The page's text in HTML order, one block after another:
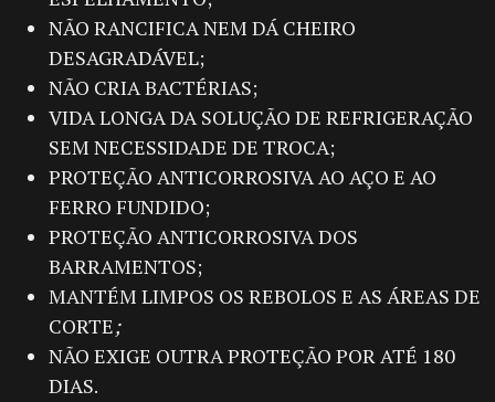
NÃO RANCIFICA NEM DÁ CHEIRO
DESAGRADÁVEL;
NÃO CRIA BACTÉRIAS;
VIDA LONGA DA SOLUÇÃO DE REFRIGERAÇÃO
SEM NECESSIDADE DE TROCA;
PROTEÇÃO ANTICORROSIVA AO AÇO E AO
FERRO FUNDIDO;
PROTEÇÃO ANTICORROSIVA DOS
BARRAMENTOS;
MANTÉM LIMPOS OS REBOLOS E AS ÁREAS DE
CORTE;
NÃO EXIGE OUTRA PROTEÇÃO POR ATÉ 180
DIAS.